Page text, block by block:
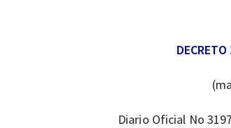
Diario Oficial No